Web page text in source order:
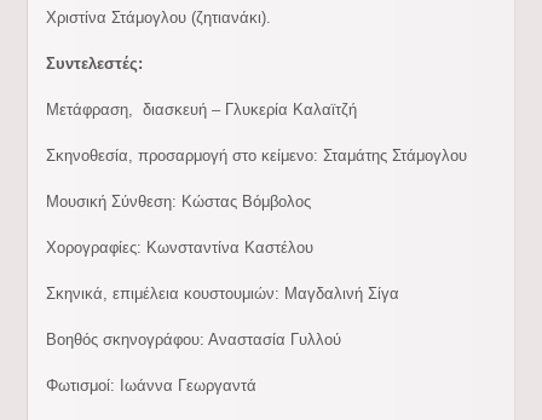
Χριστίνα Στάμογλου (ζητιανάκι).
Συντελεστές:
Μετάφραση, διασκευή – Γλυκερία Καλαϊτζή
Σκηνοθεσία, προσαρμογή στο κείμενο: Σταμάτης Στάμογλου
Μουσική Σύνθεση: Κώστας Βόμβολος
Χορογραφίες: Κωνσταντίνα Καστέλου
Σκηνικά, επιμέλεια κουστουμιών: Μαγδαλινή Σίγα
Βοηθός σκηνογράφου: Αναστασία Γυλλού
Φωτισμοί: Ιωάννα Γεωργαντά